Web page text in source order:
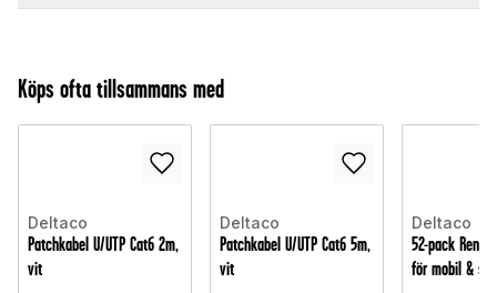
Köps ofta tillsammans med
Deltaco
Patchkabel U/UTP Cat6 2m,
vit
Deltaco
Patchkabel U/UTP Cat6 5m,
vit
Deltaco
52-pack
för mobil &